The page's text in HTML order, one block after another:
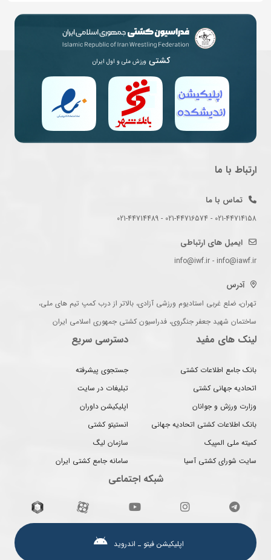
کشتی ورزش ملی و اول ایران
ارتباط با ما
تماس با ما
021-44714158 - 021-44716574 - 021-44714489
ایمیل های ارتباطی
info@iwf.ir - info@iawf.ir
آدرس
تهران، ضلع غربی استادیوم ورزشی آزادی، بالاتر از درب کمپ تیم های ملی،
ساختمان شهید جعفر جنگروی، فدراسیون کشتی جمهوری اسلامی ایران
لینک های مفید
بانک جامع اطلاعات کشتی
اتحادیه جهانی کشتی
وزارت ورزش و جوانان
بانک اطلاعات کشتی اتحادیه جهانی
کمیته ملی المپیک
سایت شورای کشتی آسیا
دسترسی سریع
جستجوی پیشرفته
تبلیغات در سایت
اپلیکیشن داوران
انستیتو کشتی
سازمان لیگ
سامانه جامع کشتی ایران
شبکه اجتماعی
اپلیکیشن فیتو ـ اندروید